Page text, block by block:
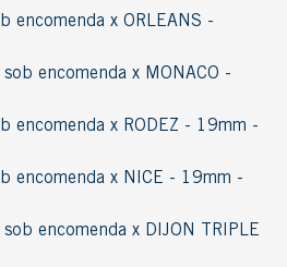
encomenda x ORLEANS -
encomenda x MONACO -
encomenda x RODEZ - 19mm -
encomenda x NICE - 19mm -
encomenda x DIJON TRIPLE